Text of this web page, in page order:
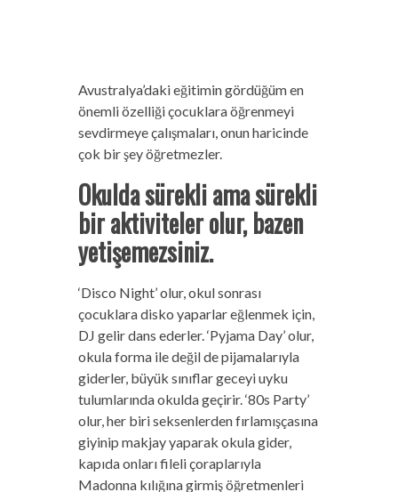
Avustralya’daki eğitimin gördüğüm en
önemli özelliği çocuklara öğrenmeyi
sevdirmeye çalışmaları, onun haricinde
çok bir şey öğretmezler.
Okulda sürekli ama sürekli
bir aktiviteler olur, bazen
yetişemezsiniz.
‘Disco Night’ olur, okul sonrası
çocuklara disko yaparlar eğlenmek için,
DJ gelir dans ederler. ‘Pyjama Day’ olur,
okula forma ile değil de pijamalarıyla
giderler, büyük sınıflar geceyi uyku
tulumlarında okulda geçirir. ‘80s Party’
olur, her biri seksenlerden fırlamışçasına
giyinip makjay yaparak okula gider,
kapıda onları fileli çoraplarıyla
Madonna kılığına girmiş öğretmenleri